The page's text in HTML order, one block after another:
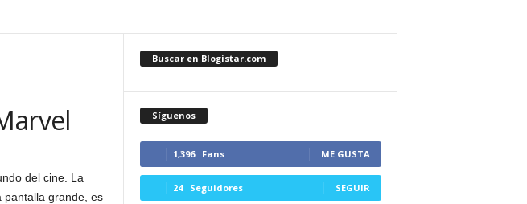
del cine. La
grande, es
Buscar en Blogistar.com
Síguenos
1,396 Fans ME GUSTA
24 Seguidores SEGUIR